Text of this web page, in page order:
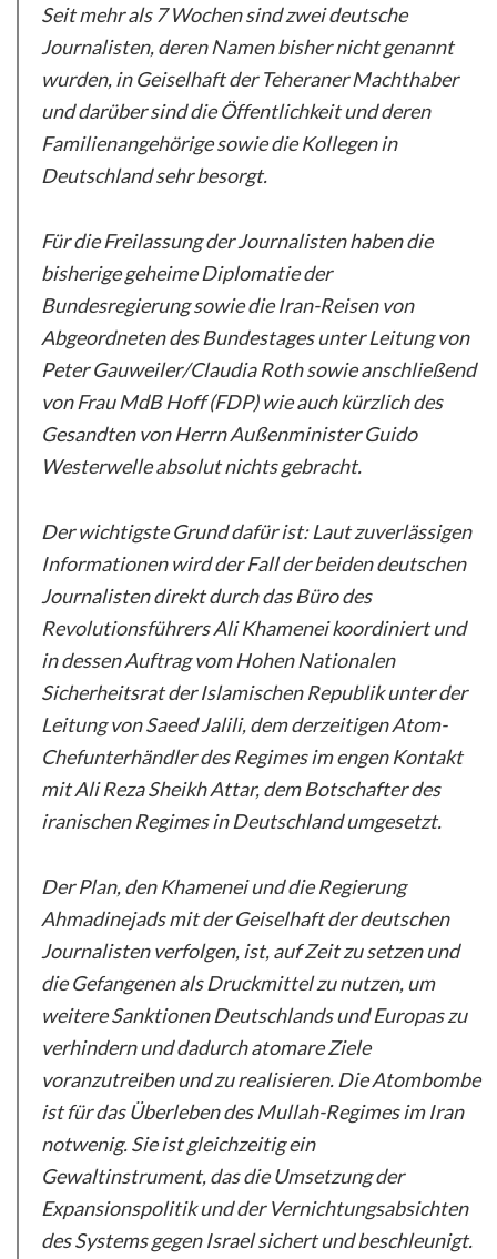
Seit mehr als 7 Wochen sind zwei deutsche
Journalisten, deren Namen bisher nicht genannt
wurden, in Geiselhaft der Teheraner Machthaber
und darüber sind die Öffentlichkeit und deren
Familienangehörige sowie die Kollegen in
Deutschland sehr besorgt.
Für die Freilassung der Journalisten haben die
bisherige geheime Diplomatie der
Bundesregierung sowie die Iran-Reisen von
Abgeordneten des Bundestages unter Leitung von
Peter Gauweiler/Claudia Roth sowie anschließend
von Frau MdB Hoff (FDP) wie auch kürzlich des
Gesandten von Herrn Außenminister Guido
Westerwelle absolut nichts gebracht.
Der wichtigste Grund dafür ist: Laut zuverlässigen
Informationen wird der Fall der beiden deutschen
Journalisten direkt durch das Büro des
Revolutionsführers Ali Khamenei koordiniert und
in dessen Auftrag vom Hohen Nationalen
Sicherheitsrat der Islamischen Republik unter der
Leitung von Saeed Jalili, dem derzeitigen Atom-
Chefunterhändler des Regimes im engen Kontakt
mit Ali Reza Sheikh Attar, dem Botschafter des
iranischen Regimes in Deutschland umgesetzt.
Der Plan, den Khamenei und die Regierung
Ahmadinejads mit der Geiselhaft der deutschen
Journalisten verfolgen, ist, auf Zeit zu setzen und
die Gefangenen als Druckmittel zu nutzen, um
weitere Sanktionen Deutschlands und Europas zu
verhindern und dadurch atomare Ziele
voranzutreiben und zu realisieren. Die Atombombe
ist für das Überleben des Mullah-Regimes im Iran
notwenig. Sie ist gleichzeitig ein
Gewaltinstrument, das die Umsetzung der
Expansionspolitik und der Vernichtungsabsichten
des Systems gegen Israel sichert und beschleunigt.